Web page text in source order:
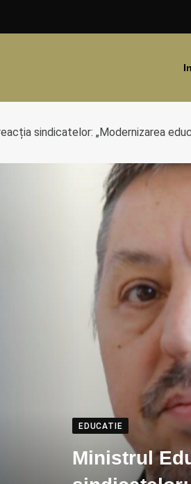
sindicatelor: „Modernizarea
EDUCATIE
Ministrul